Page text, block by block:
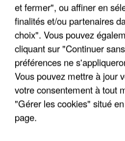
et fermer", ou affiner en
finalités et/ou partenaires
choix". Vous pouvez
cliquant sur "Continuer
préférences ne
Vous pouvez mettre à jour
votre consentement à tout
"Gérer les cookies" situé
page.